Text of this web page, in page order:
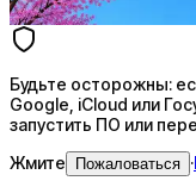
Будьте осторожны:
Google, iCloud или
запустить ПО или
Жмите
Пожаловаться ·